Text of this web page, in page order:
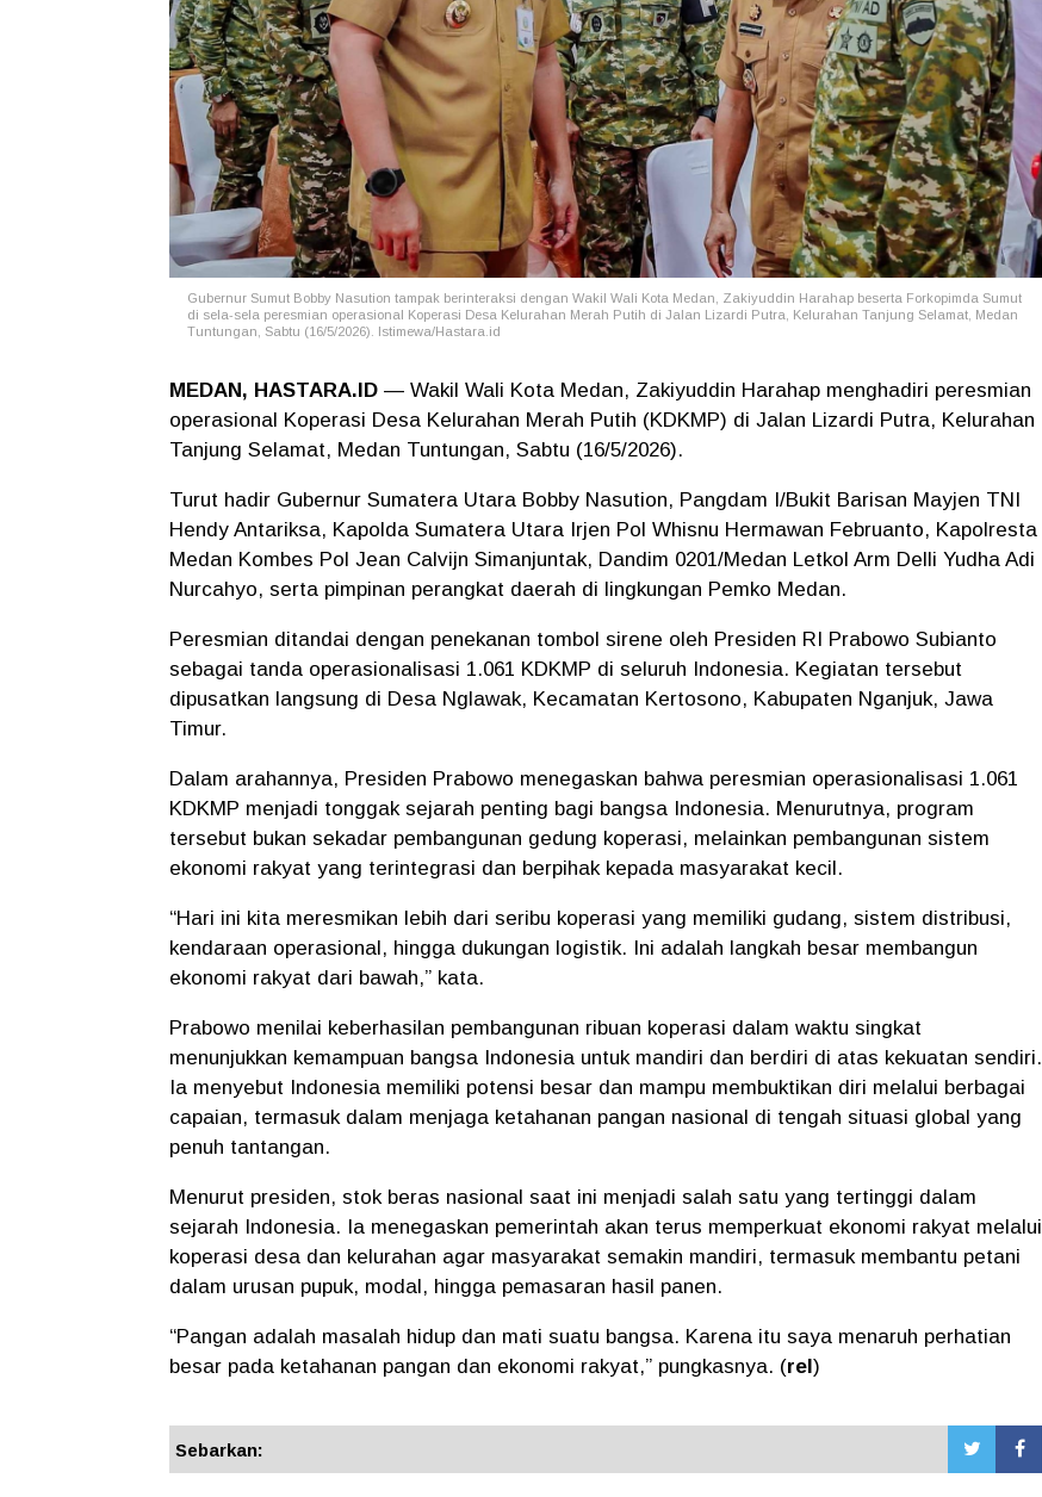
Gubernur Sumut Bobby Nasution tampak berinteraksi dengan Wakil Wali Kota Medan, Zakiyuddin Harahap beserta Forkopimda Sumut
di sela-sela peresmian operasional Koperasi Desa Kelurahan Merah Putih di Jalan Lizardi Putra, Kelurahan Tanjung Selamat, Medan
Tuntungan, Sabtu (16/5/2026). Istimewa/Hastara.id
MEDAN, HASTARA.ID — Wakil Wali Kota Medan, Zakiyuddin Harahap menghadiri peresmian
operasional Koperasi Desa Kelurahan Merah Putih (KDKMP) di Jalan Lizardi Putra, Kelurahan
Tanjung Selamat, Medan Tuntungan, Sabtu (16/5/2026).
Turut hadir Gubernur Sumatera Utara Bobby Nasution, Pangdam I/Bukit Barisan Mayjen TNI
Hendy Antariksa, Kapolda Sumatera Utara Irjen Pol Whisnu Hermawan Februanto, Kapolresta
Medan Kombes Pol Jean Calvijn Simanjuntak, Dandim 0201/Medan Letkol Arm Delli Yudha Adi
Nurcahyo, serta pimpinan perangkat daerah di lingkungan Pemko Medan.
Peresmian ditandai dengan penekanan tombol sirene oleh Presiden RI Prabowo Subianto
sebagai tanda operasionalisasi 1.061 KDKMP di seluruh Indonesia. Kegiatan tersebut
dipusatkan langsung di Desa Nglawak, Kecamatan Kertosono, Kabupaten Nganjuk, Jawa
Timur.
Dalam arahannya, Presiden Prabowo menegaskan bahwa peresmian operasionalisasi 1.061
KDKMP menjadi tonggak sejarah penting bagi bangsa Indonesia. Menurutnya, program
tersebut bukan sekadar pembangunan gedung koperasi, melainkan pembangunan sistem
ekonomi rakyat yang terintegrasi dan berpihak kepada masyarakat kecil.
“Hari ini kita meresmikan lebih dari seribu koperasi yang memiliki gudang, sistem distribusi,
kendaraan operasional, hingga dukungan logistik. Ini adalah langkah besar membangun
ekonomi rakyat dari bawah,” kata.
Prabowo menilai keberhasilan pembangunan ribuan koperasi dalam waktu singkat
menunjukkan kemampuan bangsa Indonesia untuk mandiri dan berdiri di atas kekuatan sendiri.
Ia menyebut Indonesia memiliki potensi besar dan mampu membuktikan diri melalui berbagai
capaian, termasuk dalam menjaga ketahanan pangan nasional di tengah situasi global yang
penuh tantangan.
Menurut presiden, stok beras nasional saat ini menjadi salah satu yang tertinggi dalam
sejarah Indonesia. Ia menegaskan pemerintah akan terus memperkuat ekonomi rakyat melalui
koperasi desa dan kelurahan agar masyarakat semakin mandiri, termasuk membantu petani
dalam urusan pupuk, modal, hingga pemasaran hasil panen.
“Pangan adalah masalah hidup dan mati suatu bangsa. Karena itu saya menaruh perhatian
besar pada ketahanan pangan dan ekonomi rakyat,” pungkasnya. (rel )
Sebarkan: